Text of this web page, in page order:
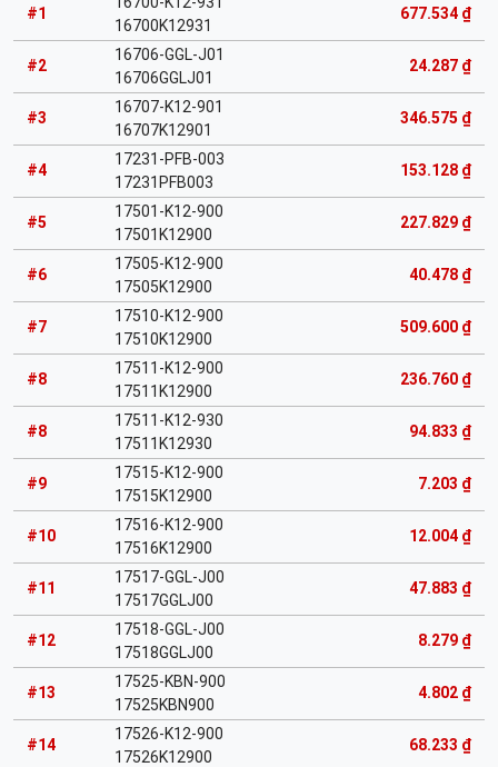
#1
16700K12931
677.534 ₫
#2
16706-GGL-J01
16706GGLJ01
24.287 ₫
#3
16707-K12-901
16707K12901
346.575 ₫
#4
17231-PFB-003
17231PFB003
153.128 ₫
#5
17501-K12-900
17501K12900
227.829 ₫
#6
17505-K12-900
17505K12900
40.478 ₫
#7
17510-K12-900
17510K12900
509.600 ₫
#8
17511-K12-900
17511K12900
236.760 ₫
#8
17511-K12-930
17511K12930
94.833 ₫
#9
17515-K12-900
17515K12900
7.203 ₫
#10
17516-K12-900
17516K12900
12.004 ₫
#11
17517-GGL-J00
17517GGLJ00
47.883 ₫
#12
17518-GGL-J00
17518GGLJ00
8.279 ₫
#13
17525-KBN-900
17525KBN900
4.802 ₫
#14
17526-K12-900
17526K12900
68.233 ₫